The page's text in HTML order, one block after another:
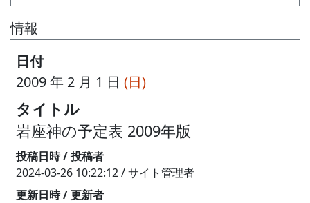
情報
日付
2009 年 2 月 1 日 (日)
タイトル
岩座神の予定表 2009年版
投稿日時 / 投稿者
2024-03-26 10:22:12 / サイト管理者
更新日時 / 更新者